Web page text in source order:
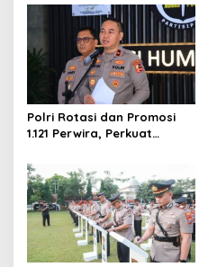
Pejabat Utama Berganti
Polri Rotasi dan Promosi
1.121 Perwira, Perkuat
hingga Pembentukan
Polresta IKN